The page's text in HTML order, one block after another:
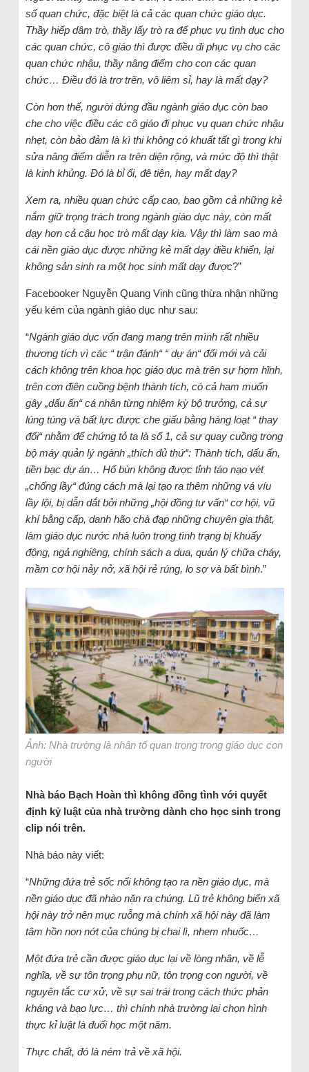
số quan chức, đặc biệt là cả các quan chức giáo dục.
Thầy hiếp dâm trò, thầy lấy trò ra để phục vụ tình dục cho
các quan chức, cô giáo thì được điều đi phục vụ cho các
quan chức nhậu, thầy nâng điểm cho con các quan
chức… Điều đó là trơ trẽn, vô liêm sỉ, hay là mất dạy?
Còn hơn thế, người đứng đầu ngành giáo dục còn bao
che cho việc điều các cô giáo đi phục vụ quan chức nhậu
nhẹt, còn bảo đảm là kì thi không có khuất tất gì trong khi
sửa nâng điểm diễn ra trên diện rộng, và mức độ thì thật
là kinh khủng. Đó là bỉ ổi, đê tiện, hay mất dạy?
Xem ra, nhiều quan chức cấp cao, bao gồm cả những kẻ
nắm giữ trọng trách trong ngành giáo dục này, còn mất
dạy hơn cả cậu học trò mất dạy kia. Vậy thì làm sao mà
cái nền giáo dục được những kẻ mất dạy điều khiển, lại
không sản sinh ra một học sinh mất dạy được?”
Facebooker Nguyễn Quang Vinh cũng thừa nhận những
yếu kém của ngành giáo dục như sau:
“Ngành giáo dục vốn đang mang trên mình rất nhiều
thương tích vì các “ trận đánh“ “ dự án“ đổi mới và cải
cách không trên khoa học giáo dục mà trên sự hợm hĩnh,
trên cơn điên cuồng bệnh thành tích, có cả ham muốn
gây „dấu ấn“ cá nhân từng nhiệm kỳ bộ trưởng, cả sự
lúng túng và bất lực được che giấu bằng hàng loạt “ thay
đổi“ nhằm để chứng tỏ ta là số 1, cả sự quay cuồng trong
bộ máy quản lý ngành „thích đủ thứ“: Thành tích, dấu ấn,
tiền bạc dự án… Hố bùn không được tỉnh táo nạo vét
„chống lầy“ đúng cách mà lại tạo ra thêm những vá víu
lầy lội, bị dẫn dắt bởi những „hội đồng tư vấn“ cơ hội, vũ
khí bằng cấp, danh hão chà đạp những chuyên gia thật,
làm giáo dục nước nhà luôn trong tình trạng bị khuấy
động, ngả nghiêng, chính sách a dua, quản lý chữa cháy,
mầm cơ hội nảy nở, xã hội rẻ rúng, lo sợ và bất bình.”
Ảnh: Nhà trường là nhân tố quan trọng trong giáo dục con
người
Nhà báo Bạch Hoàn thì không đồng tình với quyết
định kỷ luật của nhà trường dành cho học sinh trong
clip nói trên.
Nhà báo này viết:
“Những đứa trẻ sốc nổi không tạo ra nền giáo dục, mà
nền giáo dục đã nhào nặn ra chúng. Lũ trẻ không biến xã
hội này trở nên mục ruỗng mà chính xã hội này đã làm
tâm hồn non nớt của chúng bị chai lì, nhem nhuốc…
Một đứa trẻ cần được giáo dục lại về lòng nhân, về lễ
nghĩa, về sự tôn trọng phụ nữ, tôn trọng con người, về
nguyên tắc cư xử, về sự sai trái trong cách thức phản
kháng và bạo lực… thì chính nhà trường lại chọn hình
thực kỉ luật là đuổi học một năm.
Thực chất, đó là ném trả về xã hội.